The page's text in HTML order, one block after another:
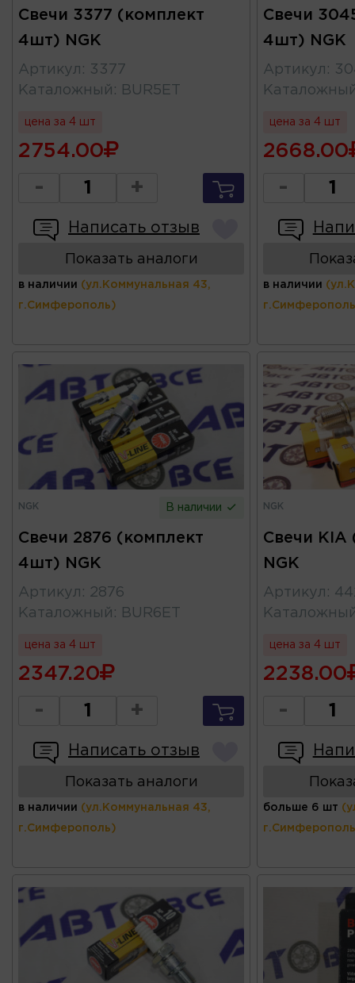
Свечи 3377 (комплект
4шт) NGK
Артикул : 3377
Каталожный : BUR5ET
цена за 4 шт
2754.00
- +
Написать отзыв
Показать аналоги
в наличии (ул.Коммунальная 43,
г.Симферополь)
Свечи
4шт) NGK
Артикул :
цена за 4 шт
2668.00
-
в наличии
NGK В наличии
Свечи 2876 (комплект
4шт) NGK
Артикул : 2876
Каталожный : BUR6ET
цена за 4 шт
2347.20
- +
Написать отзыв
Показать аналоги
в наличии (ул.Коммунальная 43,
г.Симферополь)
NGK
Свечи KIA
NGK
Артикул :
цена за 4 шт
2238.00
-
больше 6 шт